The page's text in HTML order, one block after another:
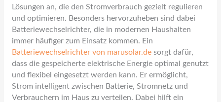
Lösungen an, die den Stromverbrauch gezielt regulieren
und optimieren. Besonders hervorzuheben sind dabei
Batteriewechselrichter, die in modernen Haushalten
immer häufiger zum Einsatz kommen. Ein
Batteriewechselrichter von marusolar.desorgt dafür,
dass die gespeicherte elektrische Energie optimal genutzt
und flexibel eingesetzt werden kann. Er ermöglicht,
Strom intelligent zwischen Batterie, Stromnetz und
Verbrauchern im Haus zu verteilen. Dabei hilft ein